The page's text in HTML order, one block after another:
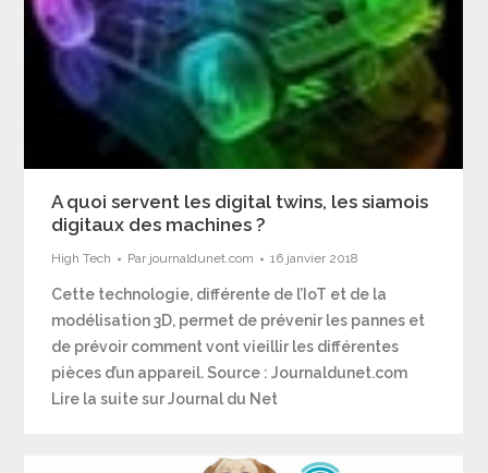
A quoi servent les digital twins, les siamois
digitaux des machines ?
High Tech Par journaldunet.com 16 janvier 2018
Cette technologie, différente de l’IoT et de la
modélisation 3D, permet de prévenir les pannes et
de prévoir comment vont vieillir les différentes
pièces d’un appareil. Source : Journaldunet.com
Lire la suite sur Journal du Net